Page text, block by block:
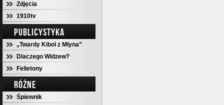
Zdjęcia
1910tv
PUBLICYSTYKA
„Twardy Kibol z Młyna”
Dlaczego Widzew?
Felietony
RÓŻNE
Śpiewnik